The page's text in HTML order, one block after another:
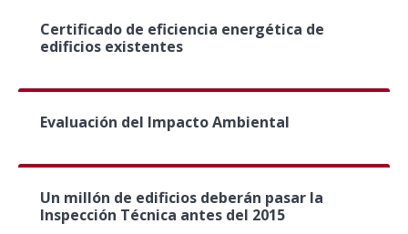
Certificado de eficiencia energética de
edificios existentes
Evaluación del Impacto Ambiental
Un millón de edificios deberán pasar la
Inspección Técnica antes del 2015